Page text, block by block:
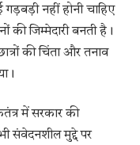
गड़बड़ी नहीं होनी चाहिए
की जिम्मेदारी बनती है।
की चिंता और तनाव
में सरकार की
संवेदनशील मुद्दे पर